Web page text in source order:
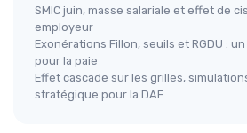
SMIC juin, masse salariale et effet de
employeur
Exonérations Fillon, seuils et RGDU :
pour la paie
Effet cascade sur les grilles,
stratégique pour la DAF